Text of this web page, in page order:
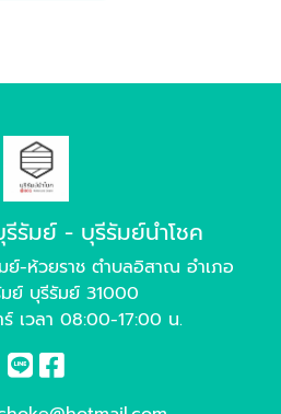
รัมย์ - บุรีรัมย์นำโชค
-ห้วยราช ตำบลอิสาณ อำเภอ
มย์ บุรีรัมย์ 31000
เวลา 08:00-17:00 น.